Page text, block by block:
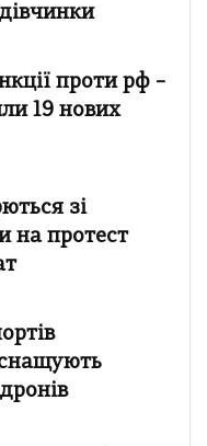
проти рф –
19 нових
зі
на протест